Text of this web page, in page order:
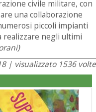
civile militare, con
una collaborazione
piccoli impianti
negli ultimi
| visualizzato 1536 volte